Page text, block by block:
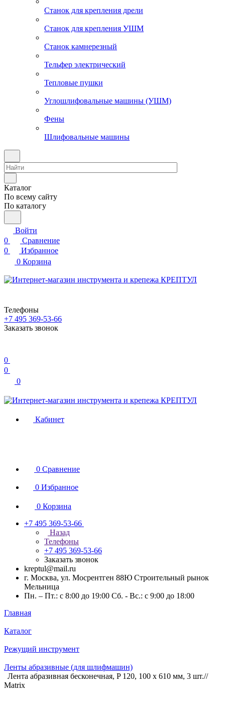
Станок для крепления дрели
Станок для крепления УШМ
Станок камнерезный
Тельфер электрический
Тепловые пушки
Углошлифовальные машины (УШМ)
Фены
Шлифовальные машины
Каталог
По всему сайту
По каталогу
Войти
0
Сравнение
0
Избранное
0 Корзина
Телефоны
+7 495 369-53-66
Заказать звонок
0
0
0
Кабинет
0 Сравнение
0 Избранное
0 Корзина
+7 495 369-53-66
Назад
Телефоны
+7 495 369-53-66
Заказать звонок
kreptul@mail.ru
г. Москва, ул. Мосрентген 88Ю Строительный рынок
Мельница
Пн. – Пт.: с 8:00 до 19:00 Сб. - Вс.: с 9:00 до 18:00
Главная
Каталог
Режущий инструмент
Ленты абразивные (для шлифмашин)
Лента абразивная бесконечная, P 120, 100 х 610 мм, 3 шт.//
Matrix